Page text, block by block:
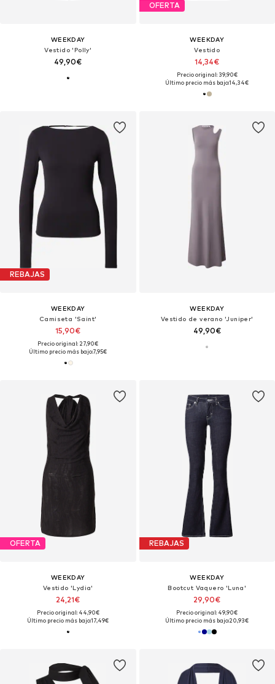
WEEKDAY
Vestido 'Polly'
49,90€
OFERTA
WEEKDAY
Vestido
14,34€
Precio original: 39,90€
Último precio más bajo:14,34€
REBAJAS
WEEKDAY
Camiseta 'Saint'
15,90€
Precio original: 27,90€
Último precio más bajo:7,95€
WEEKDAY
Vestido de verano 'Juniper'
49,90€
OFERTA
WEEKDAY
Vestido 'Lydia'
24,21€
Precio original: 44,90€
Último precio más bajo:17,49€
REBAJAS
WEEKDAY
Bootcut Vaquero 'Luna'
29,90€
Precio original: 49,90€
Último precio más bajo:20,93€